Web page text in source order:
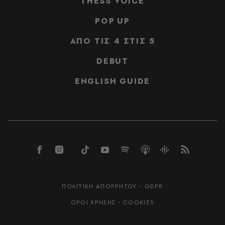
POP UP
ΑΠΟ ΤΙΣ 4 ΣΤΙΣ 5
DEBUT
ENGLISH GUIDE
ΠΟΛΙΤΙΚΗ ΑΠΟΡΡΗΤΟΥ - GDPR
ΟΡΟΙ ΧΡΗΣΗΣ - COOKIES